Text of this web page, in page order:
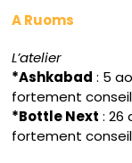
A Ruoms
L’atelier
*Ashkabad : 5
fortement
*Bottle Next : 26
fortement